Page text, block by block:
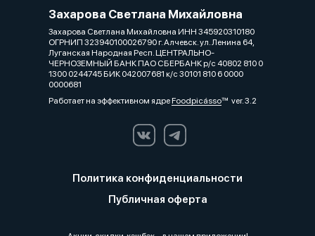
Захарова Светлана Михайловна
Захарова Светлана Михайловна ИНН 345920310180
ОГРНИП 323940100026790 г. Алчевск. ул. Ленина 64,
Луганская Народная Респ. ЦЕНТРАЛЬНО-
ЧЕРНОЗЕМНЫЙ БАНК ПАО СБЕРБАНК р/с 40802 810 0
1300 0244745 БИК 042007681 к/с 30101 810 6 0000
0000681
Работает на эффективном ядреFoodpicássover. 3.2
Политика конфиденциальности
Публичная оферта